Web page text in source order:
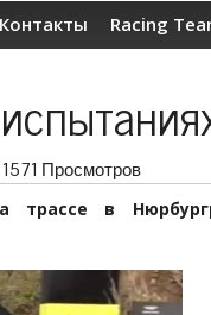
Контакты Racing
1571 Просмотров
трассе в